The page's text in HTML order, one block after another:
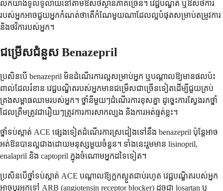
លក់យ៉ាងទូលំទូលាយនៅតាមឱសថស្ថានភាគច្រើន។ វេជ្ជបណ្ឌិត ឬឱសថការី
របស់អ្នកអាចជួយអ្នកកំណត់ថាតើកំណែមួយណាដែលល្អបំផុតសម្រាប់តម្រូវការ
និងថវិការបស់អ្នក។
ជម្រើសជំនួស Benazepril
ប្រសិនបើ benazepril មិនដំណើរការល្អសម្រាប់អ្នក ឬបណ្តាលឱ្យមានផលប៉ះ
ពាល់ដែលរំខាន វេជ្ជបណ្ឌិតរបស់អ្នកមានជម្រើសជាច្រើនទៀតដើម្បីជួយគ្រប់
គ្រងសម្ពាធឈាមរបស់អ្នក។ ថ្នាំនីមួយៗដំណើរការខុសគ្នា ដូច្នេះការស្វែងរកថ្នាំ
ដែលត្រឹមត្រូវជារឿយៗត្រូវការការសាកល្បង និងការអត់ធ្មត់ខ្លះ។
ថ្នាំទប់ស្កាត់ ACE ផ្សេងទៀតដំណើរការស្រដៀងទៅនឹង benazepril ប៉ុន្តែអាច
អត់ឱនបានល្អជាងដោយមនុស្សមួយចំនួន។ ទាំងនេះរួមមាន lisinopril,
enalapril និង captopril ក្នុងចំណោមអ្នកដទៃទៀត។
ប្រសិនបើថ្នាំទប់ស្កាត់ ACE បណ្តាលឱ្យក្អកស្ងួតជាប់រហូត វេជ្ជបណ្ឌិតរបស់អ្នក
អាចប្តូរអ្នកទៅ ARB (angiotensin receptor blocker) ដូចជា losartan ឬ